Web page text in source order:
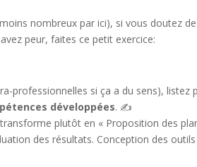
nombreux par ici), si vous doutez de
peur, faites ce petit exercice:
professionnelles si ça a du sens), listez
développées. ✍️
plutôt en « Proposition des
des résultats. Conception des